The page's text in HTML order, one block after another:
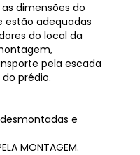
as dimensões do
adequadas
do local da
pela escada
prédio.
e
MONTAGEM.